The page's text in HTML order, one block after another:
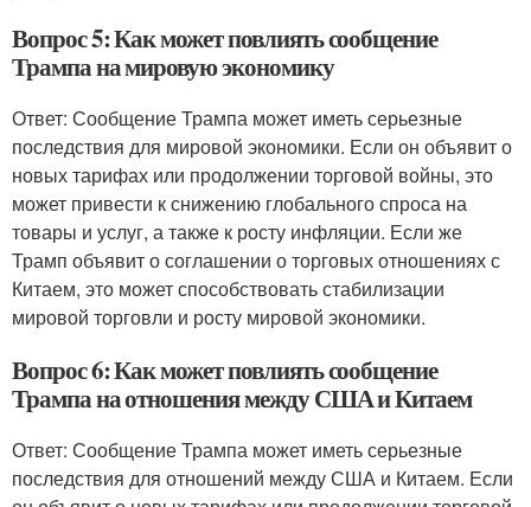
Вопрос 5: Как может повлиять сообщение
Трампа на мировую экономику
Ответ: Сообщение Трампа может иметь серьезные
последствия для мировой экономики. Если он объявит о
новых тарифах или продолжении торговой войны, это
может привести к снижению глобального спроса на
товары и услуг, а также к росту инфляции. Если же
Трамп объявит о соглашении о торговых отношениях с
Китаем, это может способствовать стабилизации
мировой торговли и росту мировой экономики.
Вопрос 6: Как может повлиять сообщение
Трампа на отношения между США и Китаем
Ответ: Сообщение Трампа может иметь серьезные
последствия для отношений между США и Китаем. Если